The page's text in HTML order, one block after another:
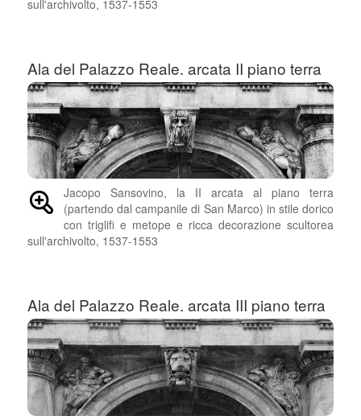
sull'archivolto, 1537-1553
Ala del Palazzo Reale. arcata II piano terra
Jacopo Sansovino, la II arcata al piano terra
(partendo dal campanile di San Marco) in stile dorico
con triglifi e metope e ricca decorazione scultorea
sull'archivolto, 1537-1553
Ala del Palazzo Reale. arcata III piano terra